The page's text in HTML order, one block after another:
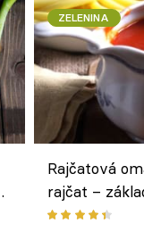
ZELENINA
Rajčatová
rajčat –